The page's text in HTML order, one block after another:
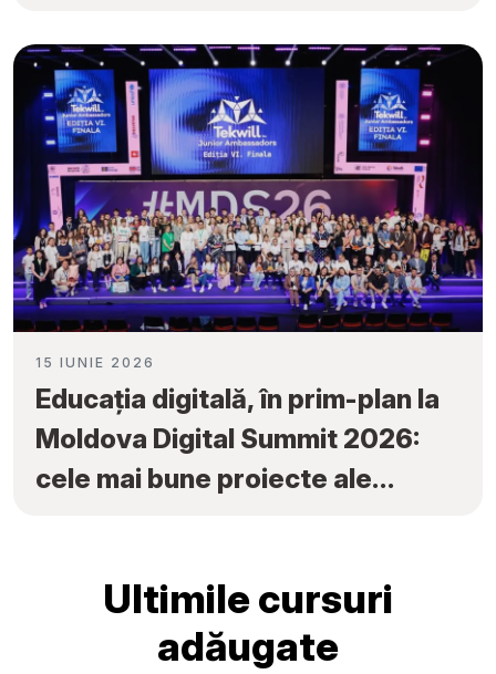
Ambassadors”
15 IUNIE 2026
Educația digitală, în prim-plan la
Moldova Digital Summit 2026:
cele mai bune proiecte ale
Ultimile cursuri
adăugate